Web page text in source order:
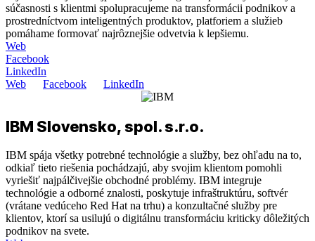
súčasnosti s klientmi spolupracujeme na transformácii podnikov a
prostredníctvom inteligentných produktov, platforiem a služieb
pomáhame formovať najrôznejšie odvetvia k lepšiemu.
Web
Facebook
LinkedIn
Web
Facebook LinkedIn
IBM Slovensko, spol. s.r.o.
IBM spája všetky potrebné technológie a služby, bez ohľadu na to,
odkiaľ tieto riešenia pochádzajú, aby svojim klientom pomohli
vyriešiť najpálčivejšie obchodné problémy. IBM integruje
technológie a odborné znalosti, poskytuje infraštruktúru, softvér
(vrátane vedúceho Red Hat na trhu) a konzultačné služby pre
klientov, ktorí sa usilujú o digitálnu transformáciu kriticky dôležitých
podnikov na svete.